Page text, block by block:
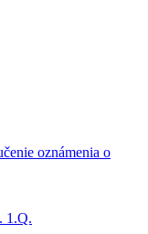
oznámenia o
1.Q.